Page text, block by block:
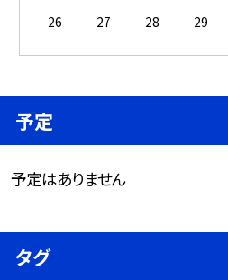
26
27 28 29
予定
予定はありません
タグ